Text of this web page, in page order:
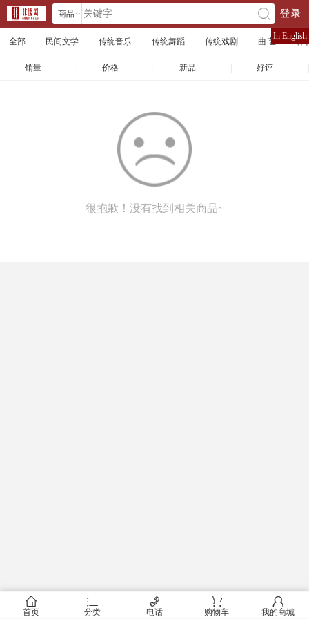
商品 󰄘 登录
全部 民间文学 传统音乐 传统舞蹈 传统戏剧 曲 艺 体
销量 价格 新品 好评
很抱歉！没有找到相关商品~
In English
󰂠
首页
󰂦
分类
󰄫
电话
󰂟
购物车
󰂢
我的商城